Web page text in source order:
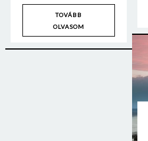
TOVÁBB
OLVASOM